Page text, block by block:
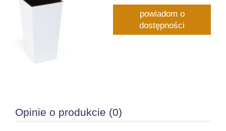
powiadom o
dostępności
Opinie o produkcie (0)